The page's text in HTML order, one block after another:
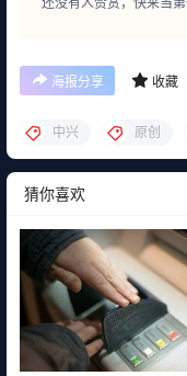
海报分享 收藏
中兴 原创
猜你喜欢